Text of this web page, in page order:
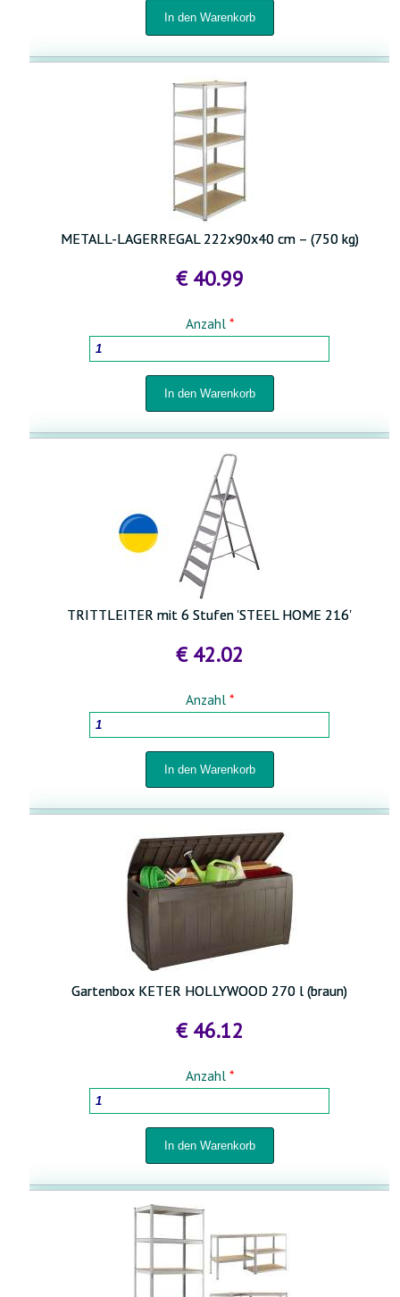
METALL-LAGERREGAL 222x90x40 cm – (750 kg)
€ 40.99
Anzahl *
TRITTLEITER mit 6 Stufen 'STEEL HOME 216'
€ 42.02
Anzahl *
Gartenbox KETER HOLLYWOOD 270 l (braun)
€ 46.12
Anzahl *